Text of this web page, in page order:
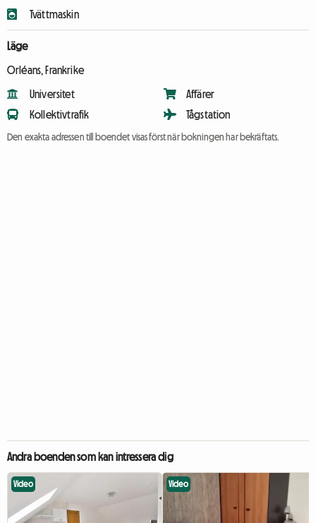
Tvättmaskin
Läge
Orléans, Frankrike
Universitet
Kollektivtrafik
Affärer
Tågstation
Den exakta adressen till boendet visas först när bokningen har bekräftats.
Andra boenden som kan intressera dig
Video Video